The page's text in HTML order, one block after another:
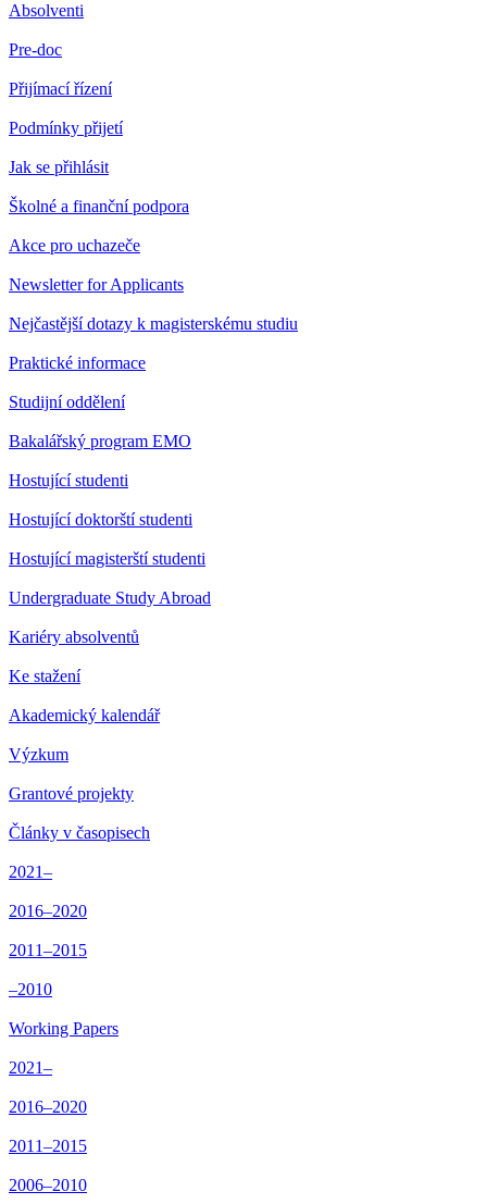
Absolventi
Pre-doc
Přijímací řízení
Podmínky přijetí
Jak se přihlásit
Školné a finanční podpora
Akce pro uchazeče
Newsletter for Applicants
Nejčastější dotazy k magisterskému studiu
Praktické informace
Studijní oddělení
Bakalářský program EMO
Hostující studenti
Hostující doktorští studenti
Hostující magisterští studenti
Undergraduate Study Abroad
Kariéry absolventů
Ke stažení
Akademický kalendář
Výzkum
Grantové projekty
Články v časopisech
2021–
2016–2020
2011–2015
–2010
Working Papers
2021–
2016–2020
2011–2015
2006–2010